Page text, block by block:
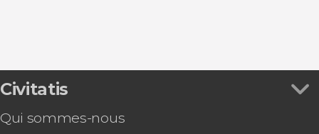
Civitatis
Qui sommes-nous